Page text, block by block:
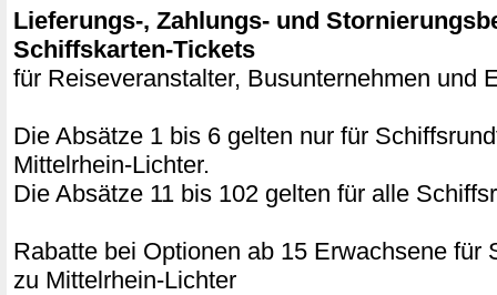
Lieferungs-, Zahlungs- und
Schiffskarten-Tickets
für Reiseveranstalter, Busunternehmen und
Die Absätze 1 bis 6 gelten nur für
Mittelrhein-Lichter.
Die Absätze 11 bis 102 gelten für alle
Rabatte bei Optionen ab 15 Erwachsene für
zu Mittelrhein-Lichter